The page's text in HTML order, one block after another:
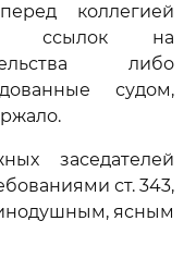
коллегией
ссылок на
либо
судом,
заседателей
ст. 343,
ясным